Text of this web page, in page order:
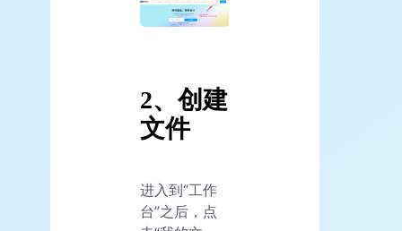
2、创建
文件
进入到“工作
台”之后，点